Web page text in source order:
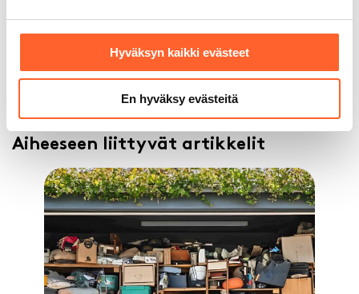
Hyväksyn kaikki evästeet
En hyväksy evästeitä
ryhmille: yksityisasiakkaat voivat saada rahoitusta
mikä tekee ostamisesta realistisen vaihtoehdon myös
silloin, kun käteistä ei ole heti käytettävissä. Näin
harrastustilan hankkiminen omaksi ei välttämättä
Aiheeseen liittyvät artikkelit